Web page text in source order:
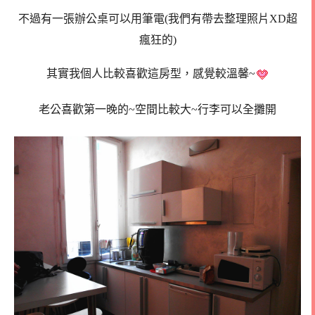
不過有一張辦公桌可以用筆電(我們有帶去整理照片XD超
瘋狂的)
其實我個人比較喜歡這房型，感覺較溫馨~
老公喜歡第一晚的~空間比較大~行李可以全攤開